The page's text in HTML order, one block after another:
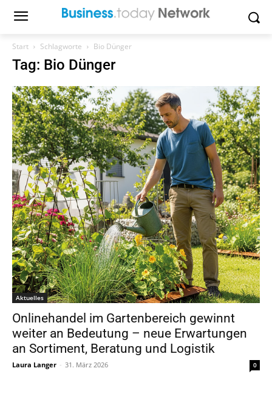
Start Schlagworte Bio Dünger
Tag: Bio Dünger
Aktuelles
Onlinehandel im Gartenbereich gewinnt
weiter an Bedeutung – neue Erwartungen
an Sortiment, Beratung und Logistik
Laura Langer - 31. März 2026 0